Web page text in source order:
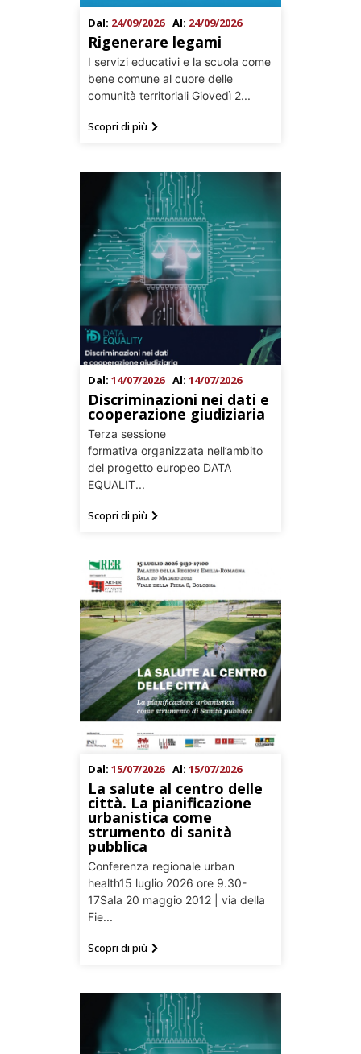
Dal: 24/09/2026 Al: 24/09/2026
Rigenerare legami
I servizi educativi e la scuola come
bene comune al cuore delle
comunità territoriali Giovedì 2...
Scopri di più
Dal: 14/07/2026 Al: 14/07/2026
Discriminazioni nei dati e
cooperazione giudiziaria
Terza sessione
formativa organizzata nell’ambito
del progetto europeo DATA
EQUALIT...
Scopri di più
Dal: 15/07/2026 Al: 15/07/2026
La salute al centro delle
città. La pianificazione
urbanistica come
strumento di sanità
pubblica
Conferenza regionale urban
health15 luglio 2026 ore 9.30-
17Sala 20 maggio 2012 | via della
Fie...
Scopri di più